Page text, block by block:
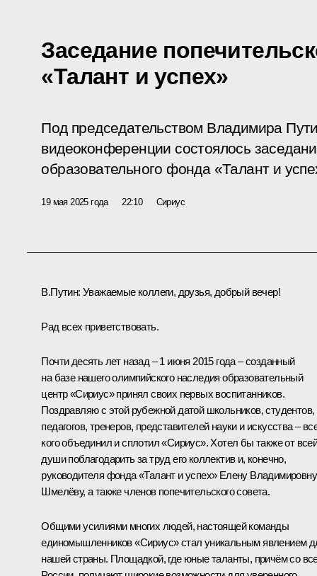
Заседание
«Талант и успех»
Под председательством Владимира
видеоконференции состоялось
образовательного фонда «Талант и
19 мая 2025 года 22:10 Сириус
В.Путин: Уважаемые коллеги, друзья, добрый вечер!
Рад всех приветствовать.
Почти десять лет назад – 1 июня 2015 года – созданный
на базе нашего олимпийского наследия образовательный
центр «Сириус» принял своих первых воспитанников.
Поздравляю с этой рубежной датой школьников, студентов,
педагогов, тренеров, представителей науки и искусства –
кого объединил и сплотил «Сириус». Хотел бы также от
души поблагодарить за труд его коллектив и, конечно,
руководителя фонда «Талант и успех» Елену Владимировну
Шмелёву, а также членов попечительского совета.
Общими усилиями многих людей, настоящей команды
единомышленников «Сириус» стал уникальным явлением
нашей страны. Площадкой, где юные таланты, причём со